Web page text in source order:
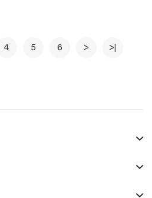
4 5 6 > >|